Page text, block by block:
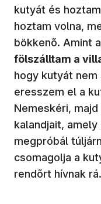
kutyát és
hoztam volna,
bökkenő. Amint a
fölszálltam a
hogy kutyát nem
eresszem el a
Nemeskéri,
kalandjait,
megpróbál
csomagolja a
rendőrt hívnak